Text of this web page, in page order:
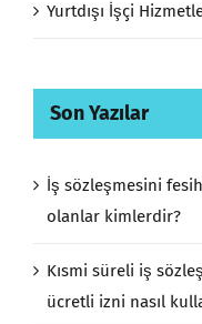
Yurtdışı İşçi
Son Yazılar
İş sözleşmesini
olanlar kimlerdir?
Kısmi süreli iş
ücretli izni nasıl